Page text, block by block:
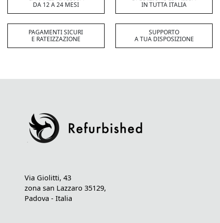
DA 12 A 24 MESI
IN TUTTA ITALIA
PAGAMENTI SICURI
E RATEIZZAZIONE
SUPPORTO
A TUA DISPOSIZIONE
Via Giolitti, 43
zona san Lazzaro 35129,
Padova - Italia